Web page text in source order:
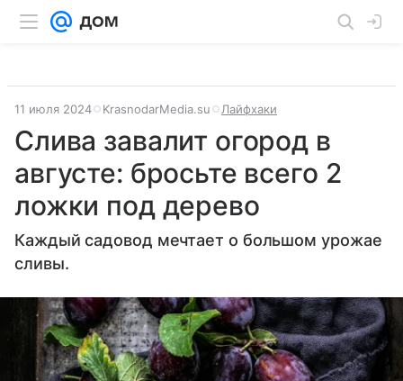
11 июля 2024 KrasnodarMedia.su Лайфхаки
Слива завалит огород в
августе: бросьте всего 2
ложки под дерево
Каждый садовод мечтает о большом урожае
сливы.